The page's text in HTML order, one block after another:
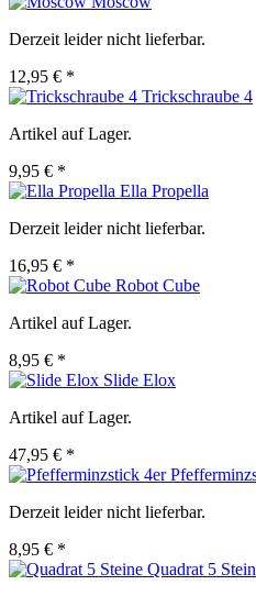
Derzeit leider nicht lieferbar.
12,95 € *
Trickschraube 4
Artikel auf Lager.
9,95 € *
Ella Propella
Derzeit leider nicht lieferbar.
16,95 € *
Robot Cube
Artikel auf Lager.
8,95 € *
Slide Elox
Artikel auf Lager.
47,95 € *
Derzeit leider nicht lieferbar.
8,95 € *
Quadrat 5